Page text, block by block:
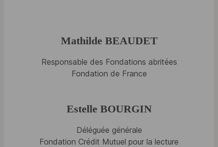
Mathilde BEAUDET
Responsable des Fondations abritées
Fondation de France
Estelle BOURGIN
Déléguée générale
Fondation Crédit Mutuel pour la lecture